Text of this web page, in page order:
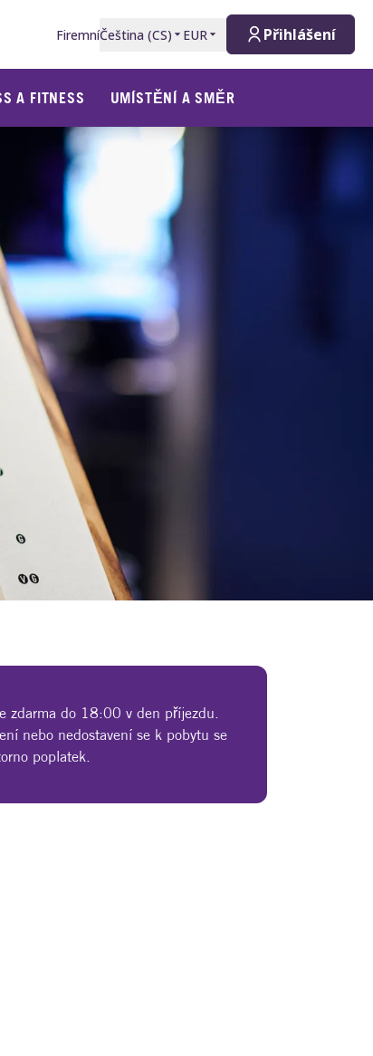
FiremníČeština (CS) EUR Přihlášení
A FITNESS UMÍSTĚNÍ A SMĚR
zdarma do 18:00 v den příjezdu.
nebo nedostavení se k pobytu se
poplatek.